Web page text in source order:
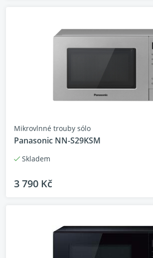
Mikrovlnné trouby sólo
Panasonic NN-S29KSM
Skladem
3 790 Kč